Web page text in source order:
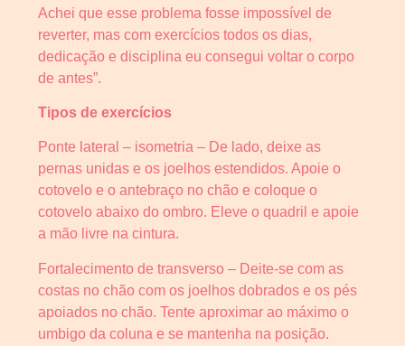
Achei que esse problema fosse impossível de
reverter, mas com exercícios todos os dias,
dedicação e disciplina eu consegui voltar o corpo
de antes”.
Tipos de exercícios
Ponte lateral – isometria – De lado, deixe as
pernas unidas e os joelhos estendidos. Apoie o
cotovelo e o antebraço no chão e coloque o
cotovelo abaixo do ombro. Eleve o quadril e apoie
a mão livre na cintura.
Fortalecimento de transverso – Deite-se com as
costas no chão com os joelhos dobrados e os pés
apoiados no chão. Tente aproximar ao máximo o
umbigo da coluna e se mantenha na posição.